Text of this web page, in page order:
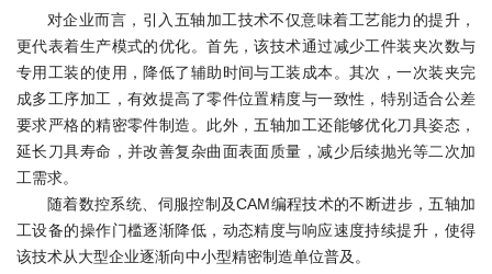
对企业而言，引入五轴加工技术不仅意味着工艺能力的提升，
更代表着生产模式的优化。首先，该技术通过减少工件装夹次数与
专用工装的使用，降低了辅助时间与工装成本。其次，一次装夹完
成多工序加工，有效提高了零件位置精度与一致性，特别适合公差
要求严格的精密零件制造。此外，五轴加工还能够优化刀具姿态，
延长刀具寿命，并改善复杂曲面表面质量，减少后续抛光等二次加
工需求。
随着数控系统、伺服控制及CAM编程技术的不断进步，五轴加
工设备的操作门槛逐渐降低，动态精度与响应速度持续提升，使得
该技术从大型企业逐渐向中小型精密制造单位普及。